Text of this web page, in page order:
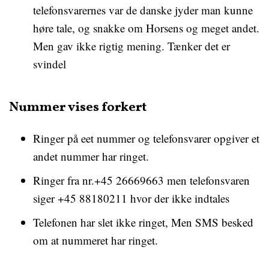
telefonsvarernes var de danske jyder man kunne
høre tale, og snakke om Horsens og meget andet.
Men gav ikke rigtig mening. Tænker det er
svindel
Nummer vises forkert
Ringer på eet nummer og telefonsvarer opgiver et
andet nummer har ringet.
Ringer fra nr.+45 26669663 men telefonsvaren
siger +45 88180211 hvor der ikke indtales
Telefonen har slet ikke ringet, Men SMS besked
om at nummeret har ringet.